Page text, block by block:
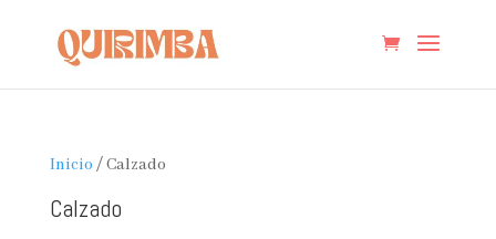
Inicio / Calzado
Calzado